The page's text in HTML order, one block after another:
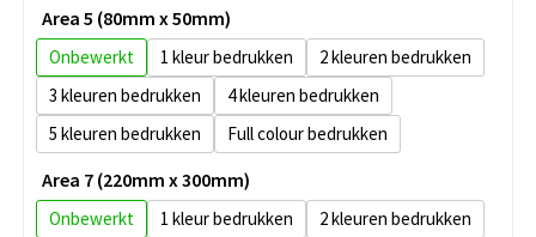
Area 5 (80mm x 50mm)
Onbewerkt 1
2
3
4
5
Full colour
Area 7 (220mm x 300mm)
Onbewerkt 1 2